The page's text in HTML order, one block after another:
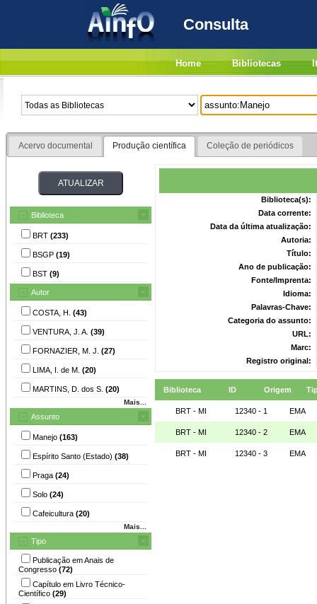
Consulta
Home Bibliotecas
Acervo documental Produção científica Coleção de periódicos
Biblioteca
BRT (233)
BSGP (19)
BST (9)
Autor
COSTA, H. (43)
VENTURA, J. A. (39)
FORNAZIER, M. J. (27)
LIMA, I. de M. (20)
MARTINS, D. dos S. (20)
Mais...
Assunto
Manejo (163)
Espírito Santo (Estado) (38)
Praga (24)
Solo (24)
Cafeicultura (20)
Mais...
Tipo
Publicação em Anais de
Congresso (72)
Capítulo em Livro Técnico-
Científico (29)
Biblioteca(s):
Data corrente:
Data da última atualização:
Autoria:
Título:
Ano de publicação:
Fonte/Imprenta:
Idioma:
Palavras-Chave:
Categoria do assunto:
URL:
Marc:
Registro original:
Biblioteca ID Origem
BRT - MI 12340 - 1 EMA
BRT - MI 12340 - 2 EMA
BRT - MI 12340 - 3 EMA